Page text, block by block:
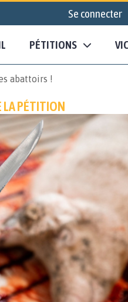
Se connecter
PÉTITIONS
abattoirs !
LA PÉTITION